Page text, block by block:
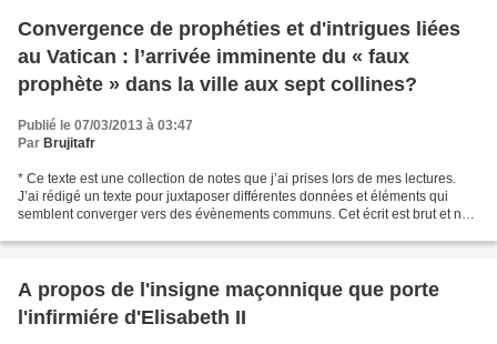
Convergence de prophéties et d'intrigues liées
au Vatican : l’arrivée imminente du « faux
prophète » dans la ville aux sept collines?
Publié le 07/03/2013 à 03:47
Par Brujitafr
* Ce texte est une collection de notes que j’ai prises lors de mes lectures.
J’ai rédigé un texte pour juxtaposer différentes données et éléments qui
semblent converger vers des évènements communs. Cet écrit est brut et ne
A propos de l'insigne maçonnique que porte
l'infirmiére d'Elisabeth II